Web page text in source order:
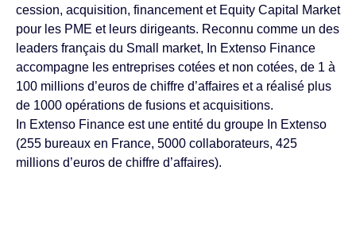
cession, acquisition, financement et Equity Capital Market
pour les PME et leurs dirigeants. Reconnu comme un des
leaders français du Small market, In Extenso Finance
accompagne les entreprises cotées et non cotées, de 1 à
100 millions d’euros de chiffre d’affaires et a réalisé plus
de 1000 opérations de fusions et acquisitions.
In Extenso Finance est une entité du groupe In Extenso
(255 bureaux en France, 5000 collaborateurs, 425
millions d’euros de chiffre d’affaires).